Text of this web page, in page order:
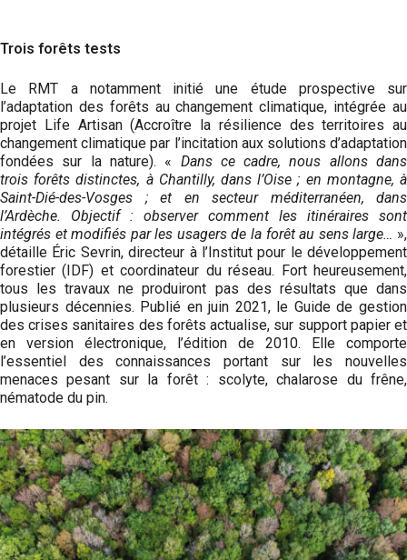
Trois forêts tests
Le RMT a notamment initié une étude prospective sur
l’adaptation des forêts au changement climatique, intégrée au
projet Life Artisan (Accroître la résilience des territoires au
changement climatique par l’incitation aux solutions d’adaptation
fondées sur la nature). « Dans ce cadre, nous allons dans
trois forêts distinctes, à Chantilly, dans l’Oise ; en montagne, à
Saint-Dié-des-Vosges ; et en secteur méditerranéen, dans
l’Ardèche. Objectif : observer comment les itinéraires sont
intégrés et modifiés par les usagers de la forêt au sens large… »,
détaille Éric Sevrin, directeur à l’Institut pour le développement
forestier (IDF) et coordinateur du réseau. Fort heureusement,
tous les travaux ne produiront pas des résultats que dans
plusieurs décennies. Publié en juin 2021, le Guide de gestion
des crises sanitaires des forêts actualise, sur support papier et
en version électronique, l’édition de 2010. Elle comporte
l’essentiel des connaissances portant sur les nouvelles
menaces pesant sur la forêt : scolyte, chalarose du frêne,
nématode du pin.